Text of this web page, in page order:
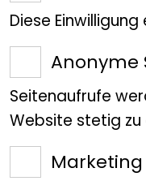
Diese
Anonyme
Seitenaufrufe
Website stetig zu
Marketing